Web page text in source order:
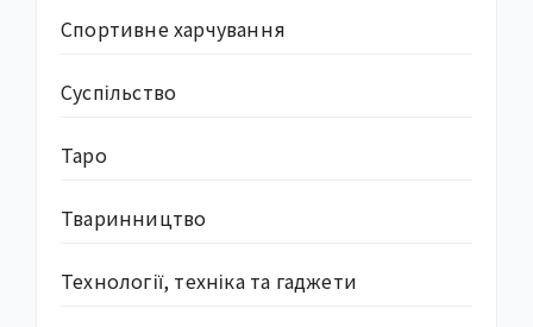
Спортивне харчування
Суcпільство
Таро
Тваринництво
Технології, техніка та гаджети